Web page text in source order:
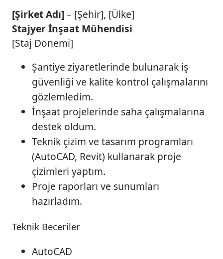
[Şirket Adı] – [Şehir], [Ülke]
Stajyer İnşaat Mühendisi
[Staj Dönemi]
Şantiye ziyaretlerinde bulunarak iş
güvenliği ve kalite kontrol çalışmalarını
gözlemledim.
İnşaat projelerinde saha çalışmalarına
destek oldum.
Teknik çizim ve tasarım programları
(AutoCAD, Revit) kullanarak proje
çizimleri yaptım.
Proje raporları ve sunumları
hazırladım.
Teknik Beceriler
AutoCAD